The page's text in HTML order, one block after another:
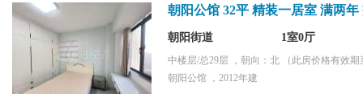
朝阳公馆 32平 精装一居室 满两年
朝阳街道 1室0厅
中楼层/总29层 ，朝向：北
（此房价格有效
朝阳公馆 ，2012年建